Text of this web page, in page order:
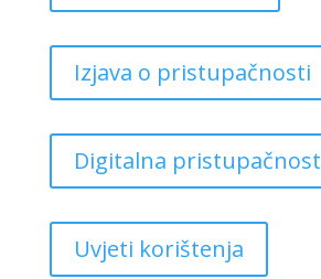
Izjava o pristupačnosti
Digitalna pristupačnost
Uvjeti korištenja